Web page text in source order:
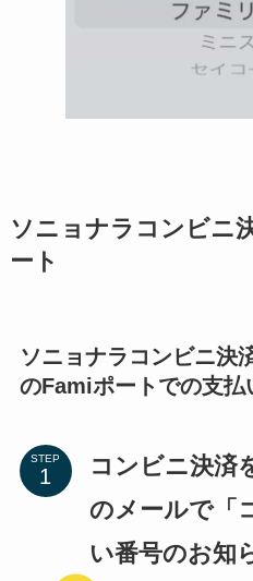
ソニョナラコンビニ
ート
ソニョナラコンビニ決
のFamiポートでの支払
STEP
コンビニ決済
のメールで「
い番号のお知